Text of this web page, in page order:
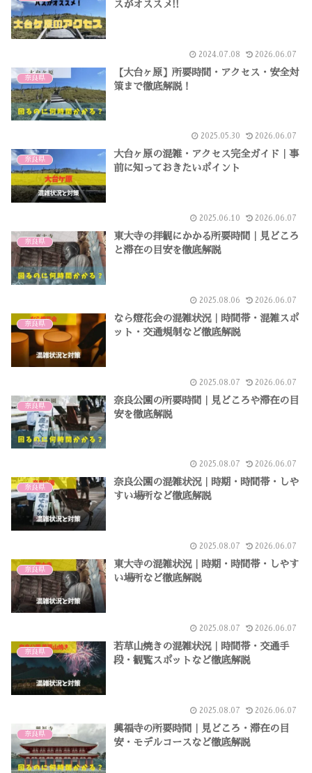
スがオススメ!!
2024.07.08 2026.06.07
奈良県
【大台ヶ原】所要時間・アクセス・安全対
策まで徹底解説！
2025.05.30 2026.06.07
奈良県
大台ヶ原の混雑・アクセス完全ガイド｜事
前に知っておきたいポイント
2025.06.10 2026.06.07
奈良県
東大寺の拝観にかかる所要時間｜見どころ
と滞在の目安を徹底解説
2025.08.06 2026.06.07
奈良県
なら燈花会の混雑状況｜時間帯・混雑スポ
ット・交通規制など徹底解説
2025.08.07 2026.06.07
奈良県
奈良公園の所要時間｜見どころや滞在の目
安を徹底解説
2025.08.07 2026.06.07
奈良県
奈良公園の混雑状況｜時期・時間帯・しや
すい場所など徹底解説
2025.08.07 2026.06.07
奈良県
東大寺の混雑状況｜時期・時間帯・しやす
い場所など徹底解説
2025.08.07 2026.06.07
奈良県
若草山焼きの混雑状況｜時間帯・交通手
段・観覧スポットなど徹底解説
2025.08.07 2026.06.07
奈良県
興福寺の所要時間｜見どころ・滞在の目
安・モデルコースなど徹底解説